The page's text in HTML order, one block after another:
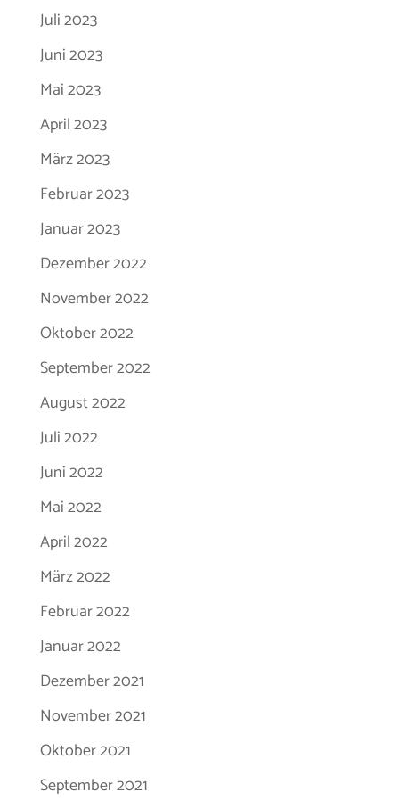
Juli 2023
Juni 2023
Mai 2023
April 2023
März 2023
Februar 2023
Januar 2023
Dezember 2022
November 2022
Oktober 2022
September 2022
August 2022
Juli 2022
Juni 2022
Mai 2022
April 2022
März 2022
Februar 2022
Januar 2022
Dezember 2021
November 2021
Oktober 2021
September 2021